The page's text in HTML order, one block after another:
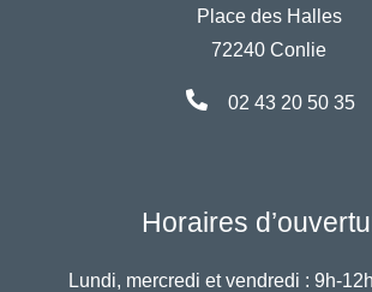
Place des Halles
72240 Conlie
02 43 20 50 35
Horaires
Lundi, mercredi et vendredi : 9h-